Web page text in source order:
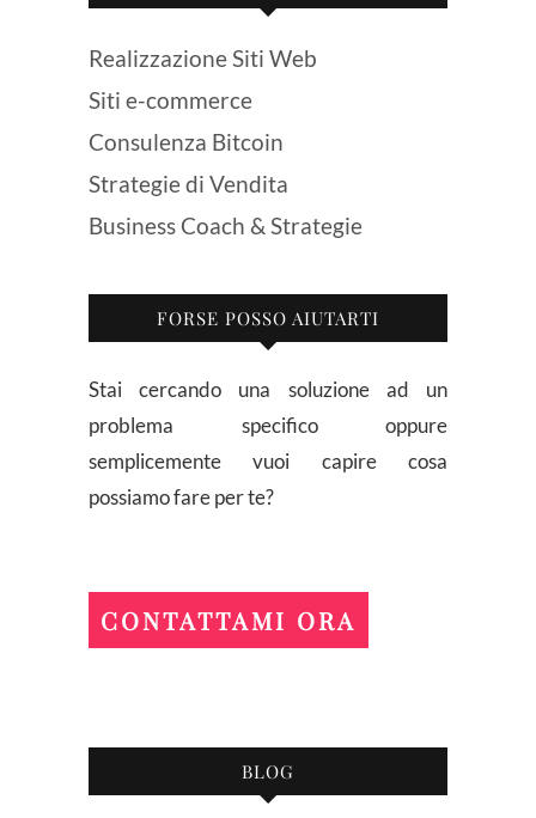
Realizzazione Siti Web
Siti e-commerce
Consulenza Bitcoin
Strategie di Vendita
Business Coach & Strategie
FORSE POSSO AIUTARTI
Stai cercando una soluzione ad un
problema specifico oppure
semplicemente vuoi capire cosa
possiamo fare per te?
CONTATTAMI ORA
BLOG